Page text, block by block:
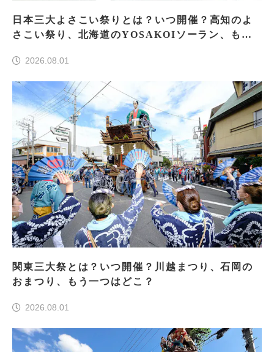
日本三大よさこい祭りとは？いつ開催？高知のよ
さこい祭り、北海道のYOSAKOIソーラン、もう
2026.08.01
関東三大祭とは？いつ開催？川越まつり、石岡の
おまつり、もう一つはどこ？
2026.08.01